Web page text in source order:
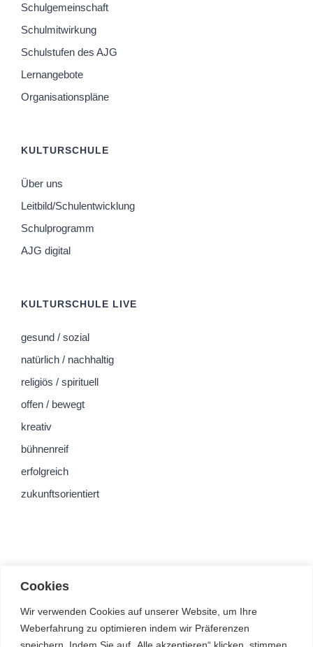
Cookies
Wir verwenden Cookies auf unserer Website, um Ihre
Weberfahrung zu optimieren indem wir Präferenzen
speichern. Indem Sie auf „Alle akzeptieren“ klicken, stimmen
Schulgemeinschaft
Schulmitwirkung
Schulstufen des AJG
Lernangebote
Organisationspläne
KULTURSCHULE
Über uns
Leitbild/Schulentwicklung
Schulprogramm
AJG digital
KULTURSCHULE LIVE
gesund / sozial
natürlich / nachhaltig
religiös / spirituell
offen / bewegt
kreativ
bühnenreif
erfolgreich
zukunftsorientiert